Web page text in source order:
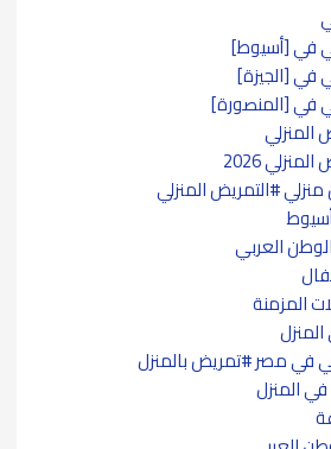
في [أسيوط]
في [الجيزة]
في [المنصورة]
2026
التمريض المنزلي
العربي
المزمنة
في مصر تمريض بالمنزل
المنزل